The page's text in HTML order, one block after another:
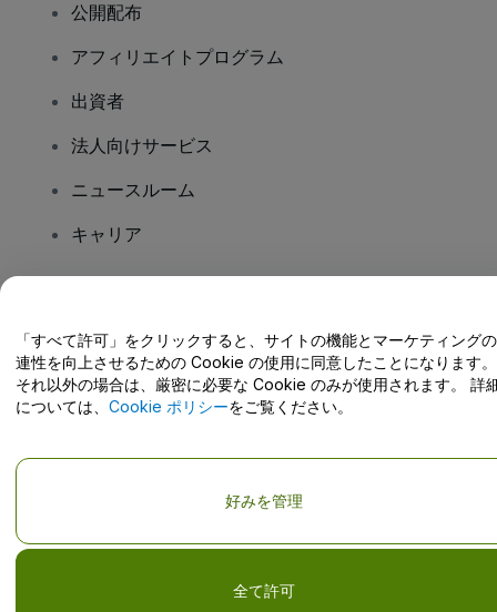
公開配布
アフィリエイトプログラム
出資者
法人向けサービス
ニュースルーム
キャリア
ヘルプセンター / こちらまでご連絡下さい
Copyright; viagogo GmbH 2026 会社概要
利用規約 、 プライバシー ポリシー
す。
「すべて許可」をクリックすると、サイトの機能とマーケティング
連性を向上させるための Cookie の使用に同意したことになります。
それ以外の場合は、厳密に必要な Cookie のみが使用されます。 詳
については、 Cookie ポリシーをご覧ください。
全て許可
好みを管理